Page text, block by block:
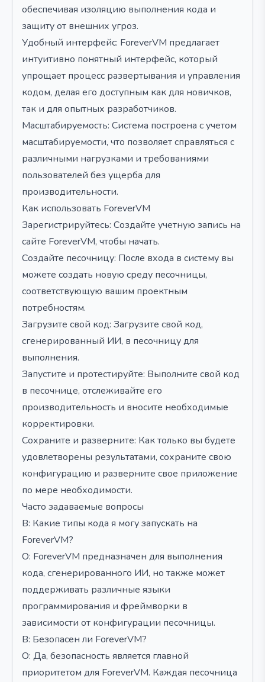
обеспечивая изоляцию выполнения кода и
защиту от внешних угроз.
Удобный интерфейс: ForeverVM предлагает
интуитивно понятный интерфейс, который
упрощает процесс развертывания и управления
кодом, делая его доступным как для новичков,
так и для опытных разработчиков.
Масштабируемость: Система построена с учетом
масштабируемости, что позволяет справляться с
различными нагрузками и требованиями
пользователей без ущерба для
производительности.
Как использовать ForeverVM
Зарегистрируйтесь: Создайте учетную запись на
сайте ForeverVM, чтобы начать.
Создайте песочницу: После входа в систему вы
можете создать новую среду песочницы,
соответствующую вашим проектным
потребностям.
Загрузите свой код: Загрузите свой код,
сгенерированный ИИ, в песочницу для
выполнения.
Запустите и протестируйте: Выполните свой код
в песочнице, отслеживайте его
производительность и вносите необходимые
корректировки.
Сохраните и разверните: Как только вы будете
удовлетворены результатами, сохраните свою
конфигурацию и разверните свое приложение
по мере необходимости.
Часто задаваемые вопросы
В: Какие типы кода я могу запускать на
ForeverVM?
О: ForeverVM предназначен для выполнения
кода, сгенерированного ИИ, но также может
поддерживать различные языки
программирования и фреймворки в
зависимости от конфигурации песочницы.
В: Безопасен ли ForeverVM?
О: Да, безопасность является главной
приоритетом для ForeverVM. Каждая песочница